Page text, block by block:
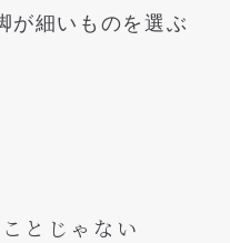
が細いものを選ぶ
とじゃない